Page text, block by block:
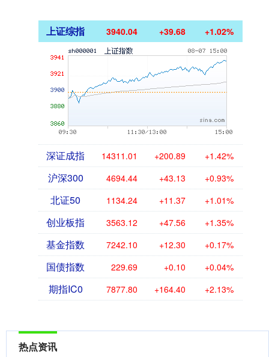
上证综指 3940.04 +39.68 +1.02%
深证成指 14311.01 +200.89 +1.42%
沪深300 4694.44 +43.13 +0.93%
北证50 1134.24 +11.37 +1.01%
创业板指 3563.12 +47.56 +1.35%
基金指数 7242.10 +12.30 +0.17%
国债指数 229.69 +0.10 +0.04%
期指IC0 7877.80 +164.40 +2.13%
热点资讯